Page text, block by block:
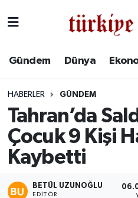
Gündem Dünya
HABERLER GÜNDEM
Tahran’da
Çocuk 9 Kişi
Kaybetti
BETÜL UZUNOĞLU
EDITÖR
Spor
Savunma - Teknoloji
Kültür - Sanat
Tüm Manşetler
Son Dakika Haberleri
Haber Arşivi